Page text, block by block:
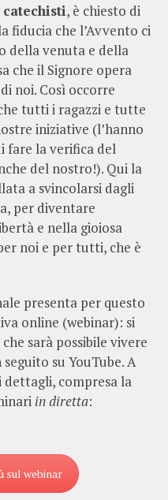
catechisti, è chiesto di
fiducia che l’Avvento ci
della venuta e della
che il Signore opera
noi. Così occorre
tutti i ragazzi e tutte
iniziative (l’hanno
fare la verifica del
del nostro!). Qui la
a svincolarsi dagli
per diventare
e nella gioiosa
noi e per tutti, che è
presenta per questo
online (webinar): si
sarà possibile vivere
su YouTube. A
compresa la
in diretta:
sul webinar